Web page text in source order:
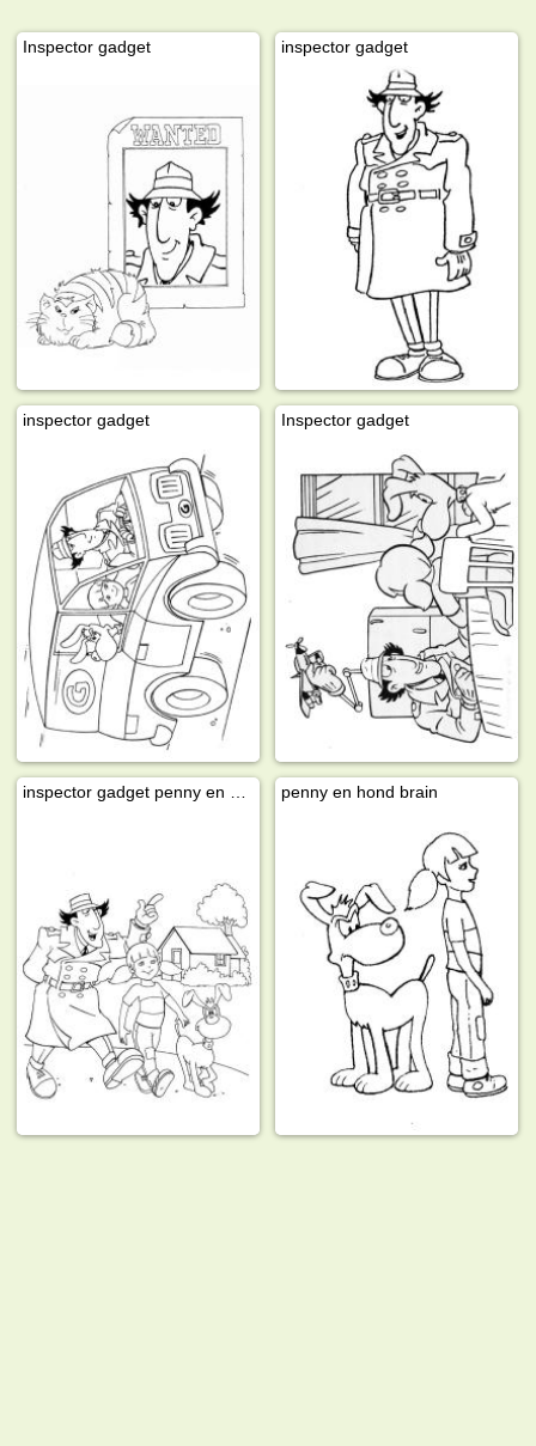
Inspector gadget inspector gadget
inspector gadget Inspector gadget
inspector gadget penny en hond brain penny en hond brain